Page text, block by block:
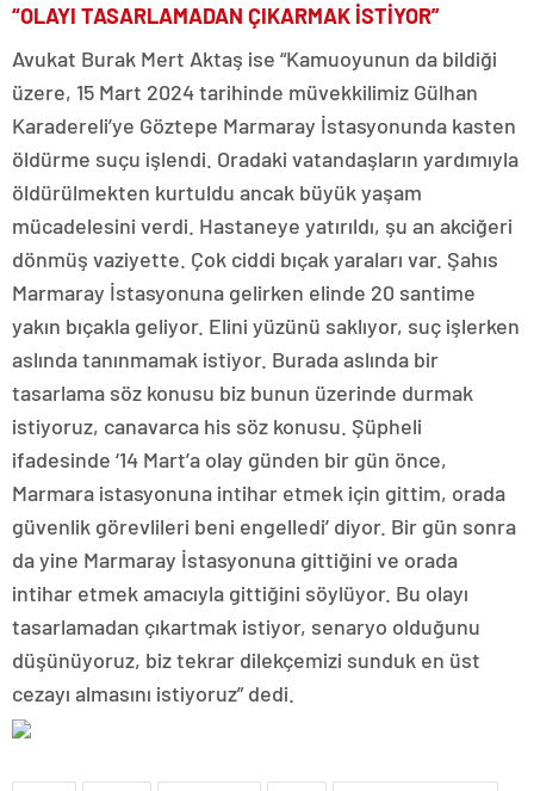
“OLAYI TASARLAMADAN ÇIKARMAK İSTİYOR”
Avukat Burak Mert Aktaş ise “Kamuoyunun da bildiği
üzere, 15 Mart 2024 tarihinde müvekkilimiz Gülhan
Karadereli’ye Göztepe Marmaray İstasyonunda kasten
öldürme suçu işlendi. Oradaki vatandaşların yardımıyla
öldürülmekten kurtuldu ancak büyük yaşam
mücadelesini verdi. Hastaneye yatırıldı, şu an akciğeri
dönmüş vaziyette. Çok ciddi bıçak yaraları var. Şahıs
Marmaray İstasyonuna gelirken elinde 20 santime
yakın bıçakla geliyor. Elini yüzünü saklıyor, suç işlerken
aslında tanınmamak istiyor. Burada aslında bir
tasarlama söz konusu biz bunun üzerinde durmak
istiyoruz, canavarca his söz konusu. Şüpheli
ifadesinde ‘14 Mart’a olay günden bir gün önce,
Marmara istasyonuna intihar etmek için gittim, orada
güvenlik görevlileri beni engelledi’ diyor. Bir gün sonra
da yine Marmaray İstasyonuna gittiğini ve orada
intihar etmek amacıyla gittiğini söylüyor. Bu olayı
tasarlamadan çıkartmak istiyor, senaryo olduğunu
düşünüyoruz, biz tekrar dilekçemizi sunduk en üst
cezayı almasını istiyoruz” dedi.